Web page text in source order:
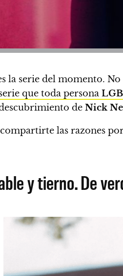
la serie del momento.
que toda persona
de Nick
las razones
y tierno. De